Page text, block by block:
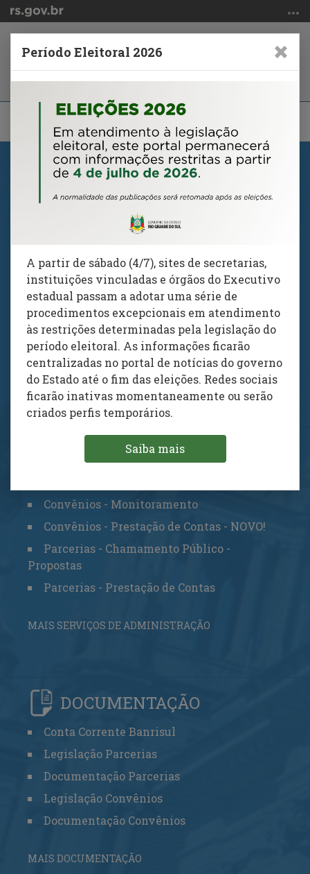
para
conteúdo
Ir
Alterna
navegação
Período Eleitoral 2026
A partir de sábado (4/7), sites de secretarias,
instituições vinculadas e órgãos do Executivo
estadual passam a adotar uma série de
procedimentos excepcionais em atendimento
às restrições determinadas pela legislação do
período eleitoral. As informações ficarão
centralizadas no portal de notícias do governo
do Estado até o fim das eleições. Redes sociais
ficarão inativas momentaneamente ou serão
criados perfis temporários.
Saiba mais
CONSULTAS ACESSO LIVRE
Editais de Chamamento Público
Convênios
Dispensas e Inexigibilidades de
Chamamento Público
Intenções de Rescisão dos Termos de
Colaboração e de Fomento
MAIS SERVIÇOS DE CONSULTA
SERVIÇOS ACESSO LOGADO
Convênios - Monitoramento
Convênios - Prestação de Contas - NOVO!
Parcerias - Chamamento Público -
Propostas
Parcerias - Prestação de Contas
MAIS SERVIÇOS DE ADMINISTRAÇÃO
DOCUMENTAÇÃO
Conta Corrente Banrisul
Legislação Parcerias
Documentação Parcerias
Legislação Convênios
Documentação Convênios
MAIS DOCUMENTAÇÃO